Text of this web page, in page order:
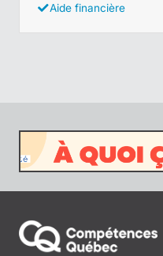
Aide financière